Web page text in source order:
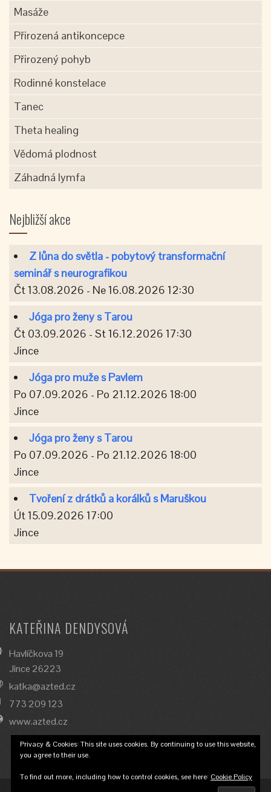
Masáže
Přirozená antikoncepce
Přirozený pohyb
Rodinné konstelace
Tanec
Theta healing
Vědomá plodnost
Záhadná lymfa
Nejbližší akce
Z lůna do světla - pobytový transformační
seminář s neurografikou
Čt 13.08.2026 - Ne 16.08.2026 12:30
Jóga pro ženy s Tarou
Čt 03.09.2026 - St 16.12.2026 17:30
Jince
Jóga pro muže s Pavlem
Po 07.09.2026 - Po 21.12.2026 18:00
Jince
Jóga pro ženy s Tarou
Po 07.09.2026 - Po 21.12.2026 18:00
Jince
Tvoření z drátků a korálků s Maruškou
Út 15.09.2026 17:00
Jince
KATEŘINA DENDYSOVÁ
Havlíčkova 19
Jince 26223
katka@azted.cz
773 209 123
www.azted.cz
Privacy & Cookies: This site uses cookies. By continuing to use this website,
you agree to their use.
To find out more, including how to control cookies, see here: Cookie Policy